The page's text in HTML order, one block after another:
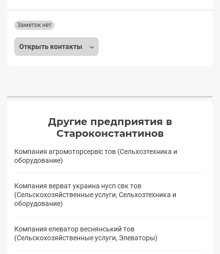
Открыть контакты
Заметок нет
Другие предприятия в
Староконстантинов
Компания агромоторсервіс тов (Сельхозтехника и
оборудование)
Компания верват украина нусп свк тов
(Сельскохозяйственные услуги, Сельхозтехника и
оборудование)
Компания елеватор веснянський тов
(Сельскохозяйственные услуги, Элеваторы)